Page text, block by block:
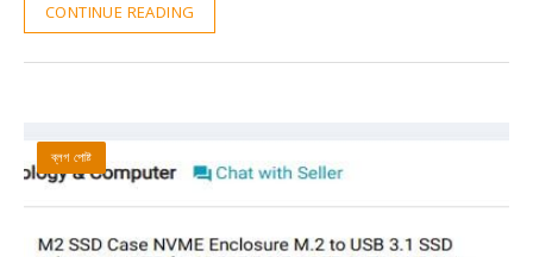
CONTINUE READING
ব্লগ পোষ্ট